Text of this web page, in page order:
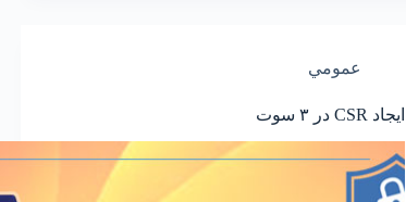
عمومي
ایجاد CSR در ۳ سوت